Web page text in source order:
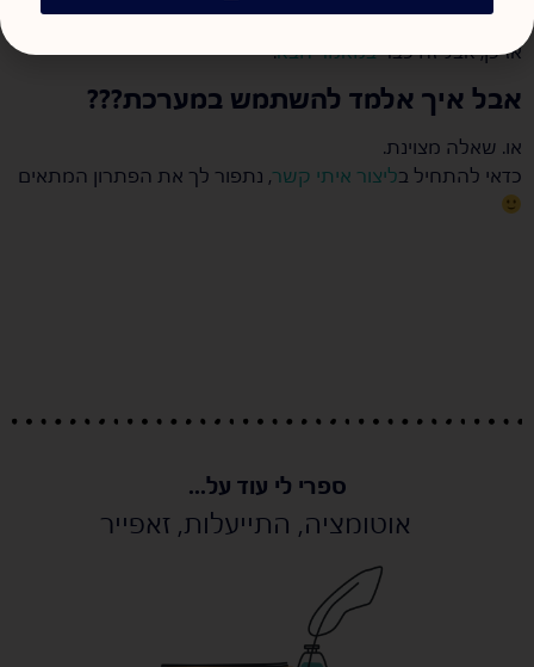
אז כן, אבל זה כברבמאמר הבא.
אבל איך אלמד להשתמש במערכת???
או. שאלה מצוינת.
כדאי להתחיל בליצור איתי קשר, נתפור לך את הפתרון המתאים
ספרי לי עוד על...
אוטומציה, התייעלות, זאפייר